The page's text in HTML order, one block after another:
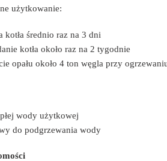
użytkowanie:
kotła średnio raz na 3 dni
kotła około raz na 2 tygodnie
opału około 4 ton węgla przy
wody użytkowej
do podgrzewania wody